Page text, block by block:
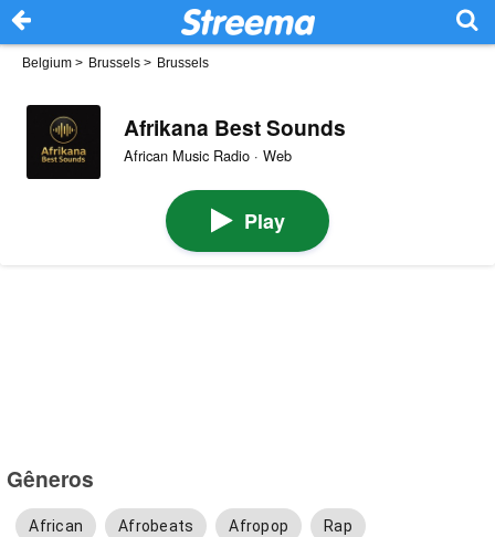
Belgium > Brussels > Brussels
Afrikana Best Sounds
African Music Radio · Web
Play
Gêneros
African Afrobeats Afropop Rap